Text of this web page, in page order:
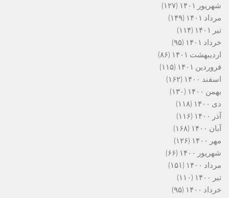
شهریور ۱۴۰۱
(۱۲۷)
مرداد ۱۴۰۱
(۱۴۹)
تیر ۱۴۰۱
(۱۱۴)
خرداد ۱۴۰۱
(۹۵)
اردیبهشت ۱۴۰۱
(۸۶)
فروردین ۱۴۰۱
(۱۱۵)
اسفند ۱۴۰۰
(۱۶۲)
بهمن ۱۴۰۰
(۱۳۰)
دی ۱۴۰۰
(۱۱۸)
آذر ۱۴۰۰
(۱۱۶)
آبان ۱۴۰۰
(۱۶۸)
مهر ۱۴۰۰
(۱۲۶)
شهریور ۱۴۰۰
(۶۶)
مرداد ۱۴۰۰
(۱۵۱)
تیر ۱۴۰۰
(۱۱۰)
خرداد ۱۴۰۰
(۹۵)